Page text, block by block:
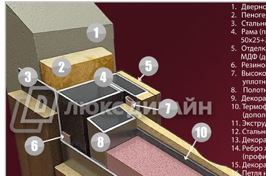
Д-33 Д-35 Н
C49 C50